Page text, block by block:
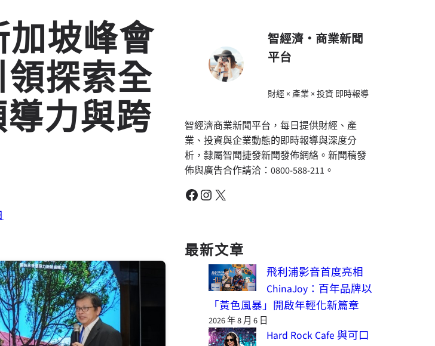
加坡峰會
探索全
力與跨
智經濟・商業新聞
平台
財經 × 產業 × 投資 即時報導
智經濟商業新聞平台，每日提供財經、產
業、投資與企業動態的即時報導與深度分
析，隸屬智聞捷發新聞發佈網絡。新聞稿發
佈與廣告合作請洽：0800-588-211。
Facebook Instagram X
最新文章
飛利浦影音首度亮相
ChinaJoy：百年品牌以
「黃色風暴」開啟年輕化新篇章
2026 年 8 月 6 日
Hard Rock Cafe 與可口